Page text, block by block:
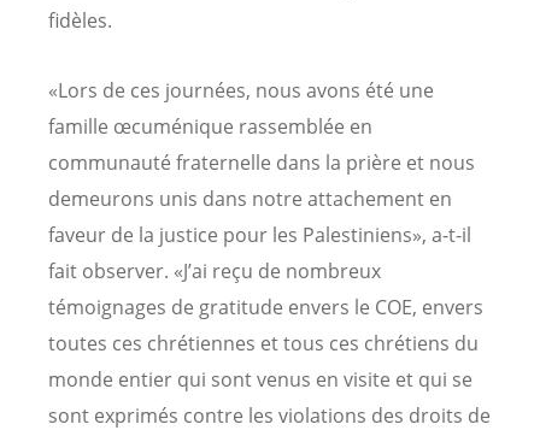
fidèles.
«Lors de ces journées, nous avons été une
famille œcuménique rassemblée en
communauté fraternelle dans la prière et nous
demeurons unis dans notre attachement en
faveur de la justice pour les Palestiniens», a-t-il
fait observer. «J’ai reçu de nombreux
témoignages de gratitude envers le COE, envers
toutes ces chrétiennes et tous ces chrétiens du
monde entier qui sont venus en visite et qui se
sont exprimés contre les violations des droits de